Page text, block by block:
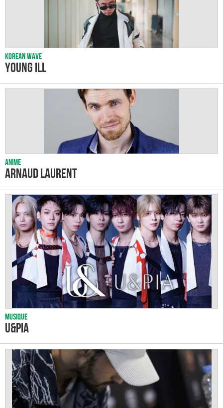
Korean wave
Young Ill
Anime
Arnaud LAURENT
Musique
U&Pia